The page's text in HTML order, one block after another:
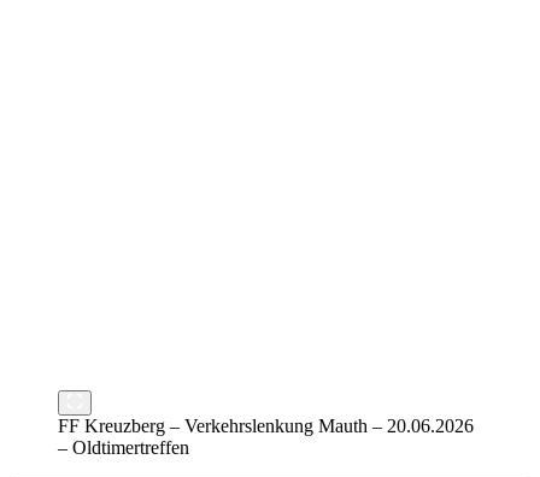
FF Kreuzberg – Verkehrslenkung Mauth – 20.06.2026
– Oldtimertreffen